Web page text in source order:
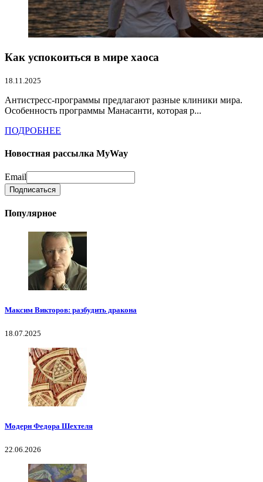
Как успокоиться в мире хаоса
18.11.2025
Антистресс-программы предлагают разные клиники мира.
Особенность программы Манасанти, которая р...
ПОДРОБНЕЕ
Новостная рассылка MyWay
Email
Популярное
Максим Викторов: разбудить дракона
18.07.2025
Модерн Федора Шехтеля
22.06.2026